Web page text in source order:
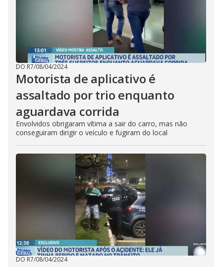
DO R7/08/04/2024
Motorista de aplicativo é
assaltado por trio enquanto
aguardava corrida
Envolvidos obrigaram vítima a sair do carro, mas não
conseguiram dirigir o veículo e fugiram do local
DO R7/08/04/2024